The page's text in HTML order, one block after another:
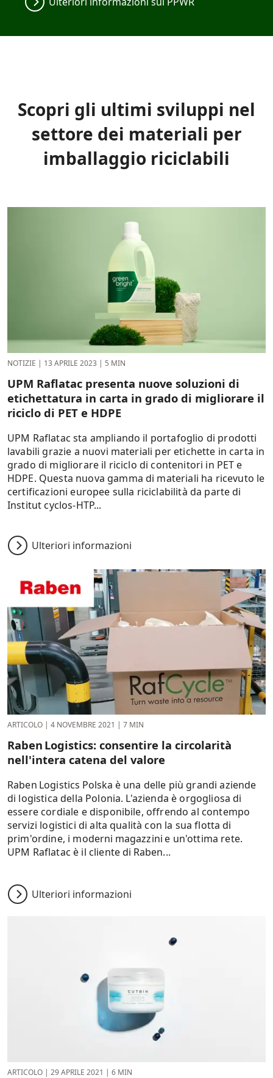
Scopri gli ultimi sviluppi nel
settore dei materiali per
imballaggio riciclabili
NOTIZIE | 13 APRILE 2023 | 5 MIN
UPM Raflatac presenta nuove soluzioni di
etichettatura in carta in grado di migliorare il
riciclo di PET e HDPE
UPM Raflatac sta ampliando il portafoglio di prodotti
lavabili grazie a nuovi materiali per etichette in carta in
grado di migliorare il riciclo di contenitori in PET e
HDPE. Questa nuova gamma di materiali ha ricevuto le
certificazioni europee sulla riciclabilità da parte di
Institut cyclos-HTP...
Ulteriori informazioni
ARTICOLO | 4 NOVEMBRE 2021 | 7 MIN
Raben Logistics: consentire la circolarità
nell'intera catena del valore
Raben Logistics Polska è una delle più grandi aziende
di logistica della Polonia. L'azienda è orgogliosa di
essere cordiale e disponibile, offrendo al contempo
servizi logistici di alta qualità con la sua flotta di
prim'ordine, i moderni magazzini e un'ottima rete.
UPM Raflatac è il cliente di Raben...
Ulteriori informazioni
ARTICOLO | 29 APRILE 2021 | 6 MIN